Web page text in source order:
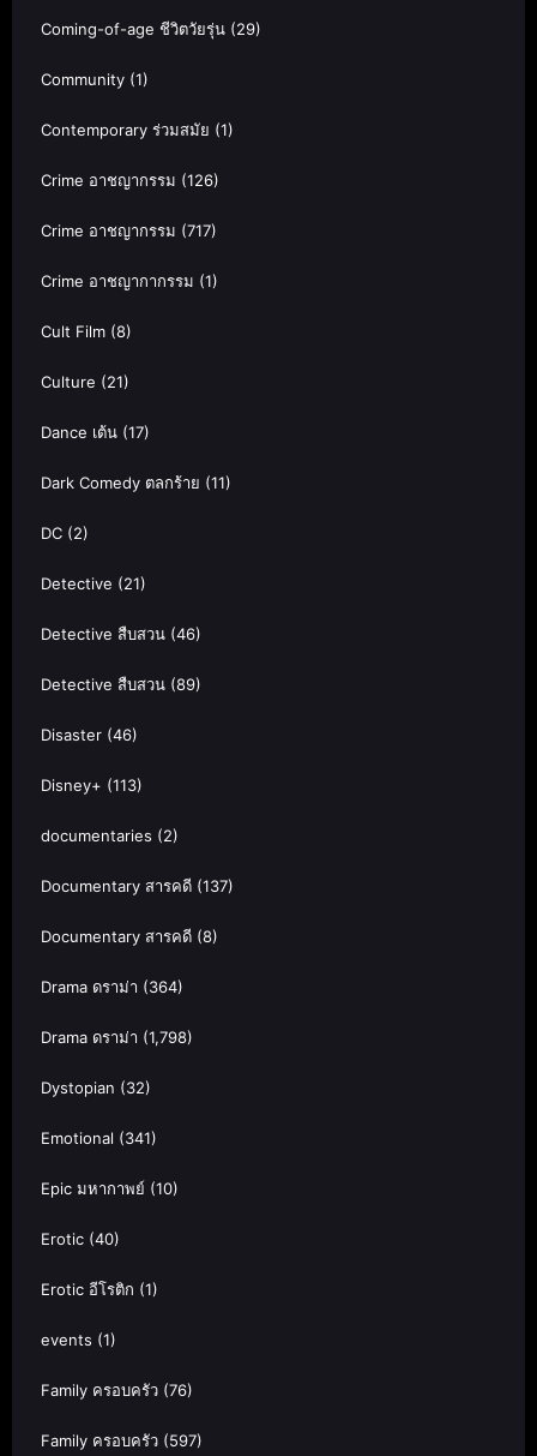
Coming-of-age ชีวิตวัยรุ่น (29)
Community (1)
Contemporary ร่วมสมัย (1)
Crime อาชญากรรม (126)
Crime อาชญากรรม (717)
Crime อาชญากากรรม (1)
Cult Film (8)
Culture (21)
Dance เต้น (17)
Dark Comedy ตลกร้าย (11)
DC (2)
Detective (21)
Detective สืบสวน (46)
Detective สืบสวน (89)
Disaster (46)
Disney+ (113)
documentaries (2)
Documentary สารคดี (137)
Documentary สารคดี (8)
Drama ดราม่า (364)
Drama ดราม่า (1,798)
Dystopian (32)
Emotional (341)
Epic มหากาพย์ (10)
Erotic (40)
Erotic อีโรติก (1)
events (1)
Family ครอบครัว (76)
Family ครอบครัว (597)